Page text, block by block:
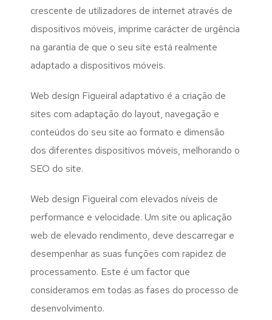
crescente de utilizadores de internet através de
dispositivos móveis, imprime carácter de urgência
na garantia de que o seu site está realmente
adaptado a dispositivos móveis.
Web design Figueiral adaptativo é a criação de
sites com adaptação do layout, navegação e
conteúdos do seu site ao formato e dimensão
dos diferentes dispositivos móveis, melhorando o
SEO do site.
Web design Figueiral com elevados níveis de
performance e velocidade. Um site ou aplicação
web de elevado rendimento, deve descarregar e
desempenhar as suas funções com rapidez de
processamento. Este é um factor que
consideramos em todas as fases do processo de
desenvolvimento.